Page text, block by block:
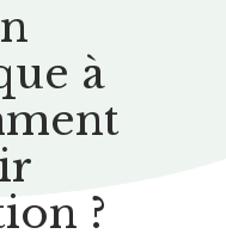
à
?